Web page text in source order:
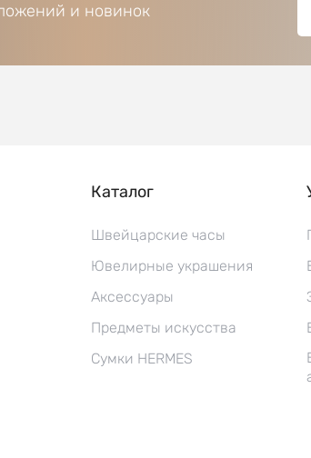
и новинок
Каталог
Швейцарские часы
Ювелирные украшения
Аксессуары
Предметы искусства
Сумки HERMES